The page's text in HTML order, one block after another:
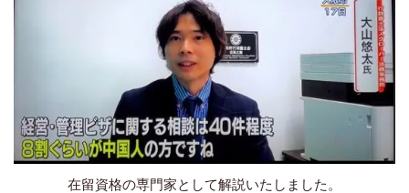
在留資格の専門家として解説いたしました。